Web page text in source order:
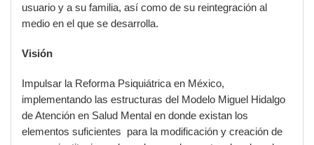
medio en el que se desarrolla.
implementando las estructuras del Modelo Miguel
Hidalgo de Atención en Salud Mental en donde existan
los elementos suficientes para la modificación y creación
de nuevas instituciones basadas en el respeto a los